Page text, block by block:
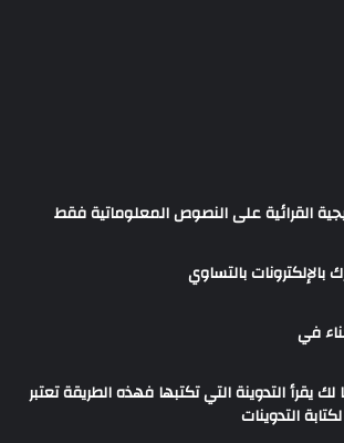
القرائية على النصوص المعلوماتية فقط
بالإلكترونات بالتساوي
في
يقرأ التدوينة التي تكتبها فهذه الطريقة تعتبر
التدوينات